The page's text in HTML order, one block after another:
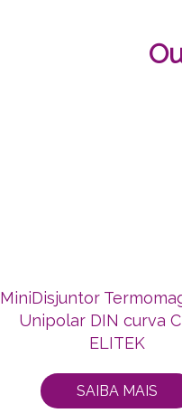
MiniDisjuntor
Unipolar DIN curva
ELITEK
SAIBA MAIS